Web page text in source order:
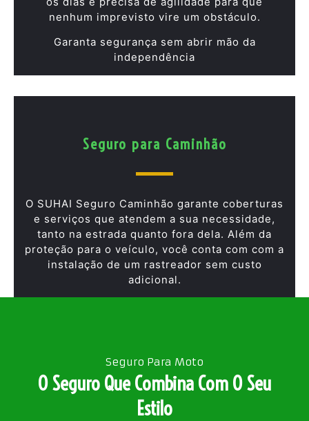
nenhum imprevisto vire um obstáculo.
Garanta segurança sem abrir mão da
independência
Seguro para Caminhão
O SUHAI Seguro Caminhão garante coberturas
e serviços que atendem a sua necessidade,
tanto na estrada quanto fora dela. Além da
proteção para o veículo, você conta com com a
instalação de um rastreador sem custo
adicional.
Seguro Para Moto
O Seguro Que Combina Com O Seu
Estilo